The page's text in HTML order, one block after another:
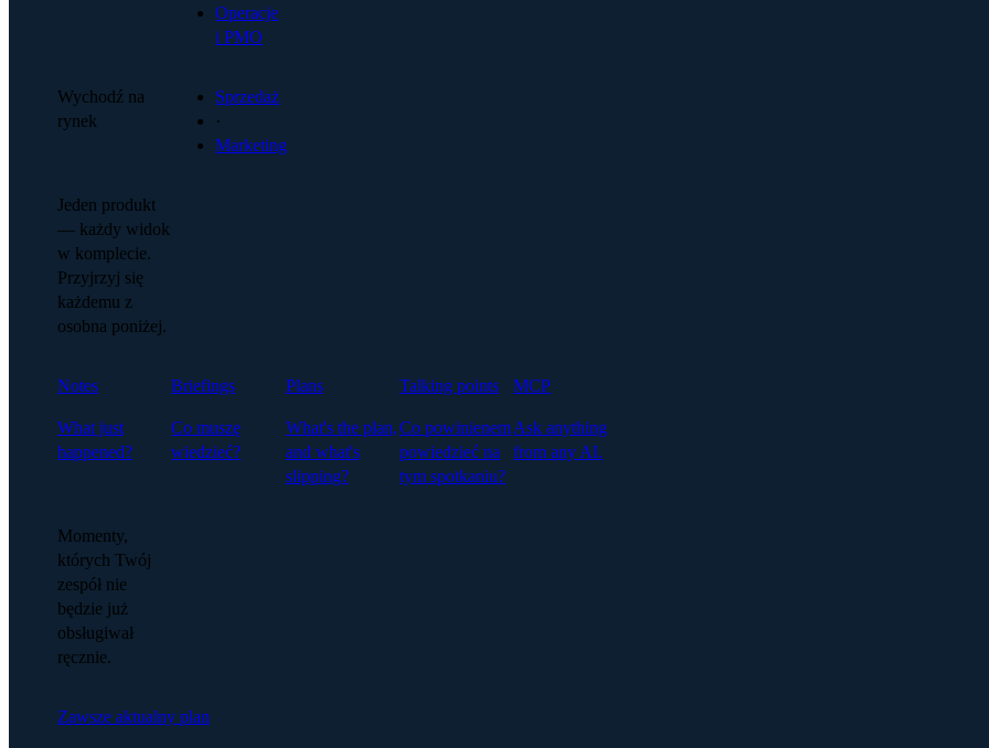
Operacje
i PMO
Wychodź na
rynek
Sprzedaż
·
Marketing
Jeden produkt
— każdy widok
w komplecie.
Przyjrzyj się
każdemu z
osobna poniżej.
Notes
What just
happened?
Briefings
Co muszę
wiedzieć?
Plans
What's the plan,
and what's
slipping?
Talking points
Co powinienem
powiedzieć na
tym spotkaniu?
MCP
Ask anything
from any AI.
Momenty,
których Twój
zespół nie
będzie już
obsługiwał
ręcznie.
Zawsze aktualny plan